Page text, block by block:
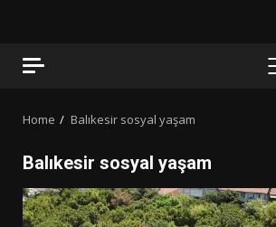
Home Balıkesir sosyal yaşam
Balıkesir sosyal yaşam